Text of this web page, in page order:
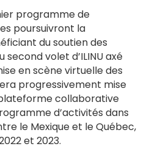
programme de
poursuivront la
du soutien des
volet d’ILINU axé
en scène virtuelle des
progressivement mise
collaborative
d’activités dans
le Mexique et le Québec,
et 2023.